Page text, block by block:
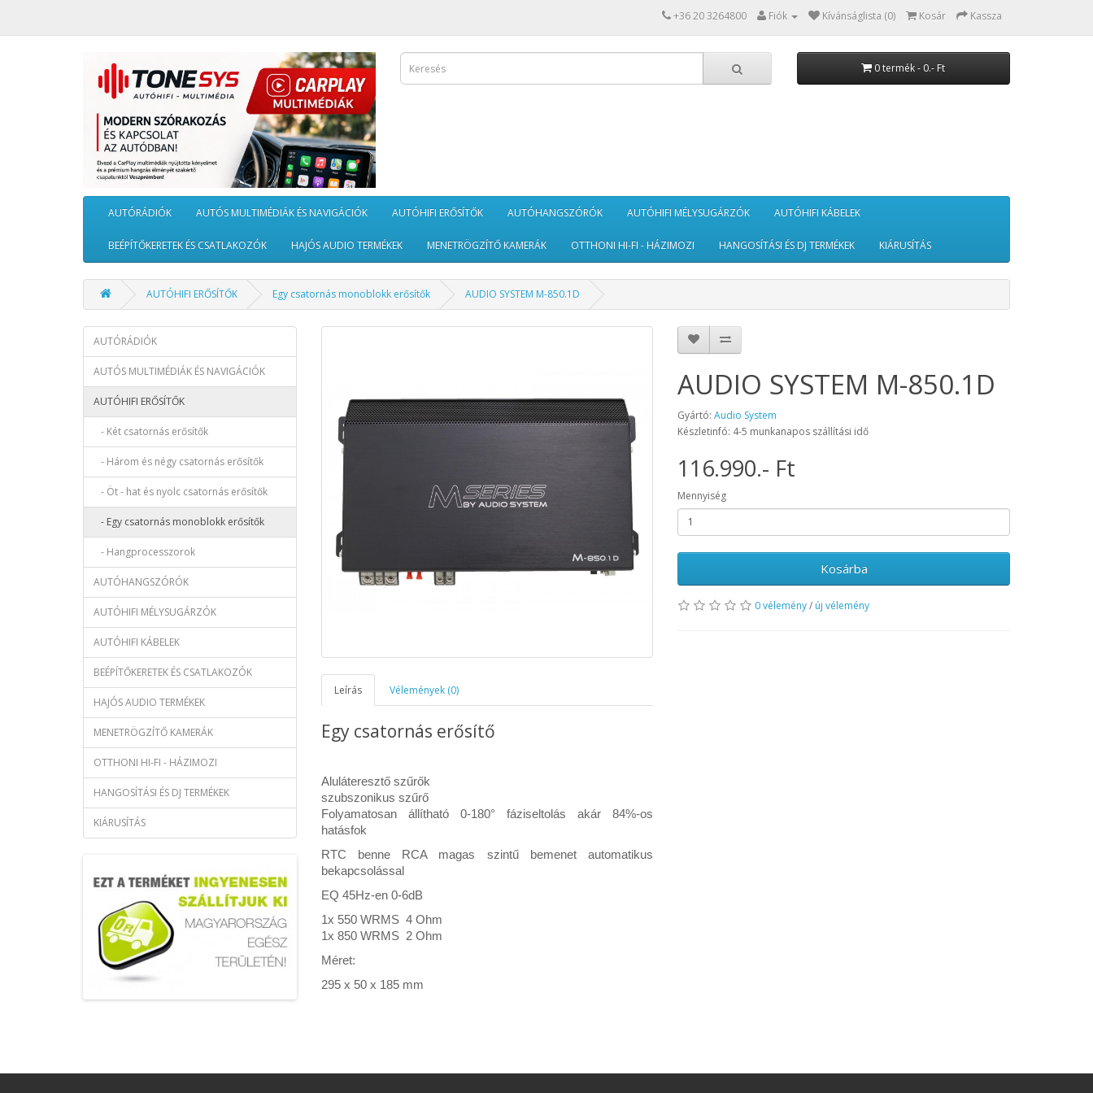
+36 20 3264800 Fiók Kívánságlista (0) Kosár Kassza
0 termék - 0.- Ft
AUTÓRÁDIÓK AUTÓS MULTIMÉDIÁK ÉS NAVIGÁCIÓK AUTÓHIFI ERŐSÍTŐK AUTÓHANGSZÓRÓK AUTÓHIFI MÉLYSUGÁRZÓK AUTÓHIFI KÁBELEK
BEÉPÍTŐKERETEK ÉS CSATLAKOZÓK HAJÓS AUDIO TERMÉKEK MENETRÖGZÍTŐ KAMERÁK OTTHONI HI-FI - HÁZIMOZI HANGOSÍTÁSI ÉS DJ TERMÉKEK KIÁRUSÍTÁS
AUTÓHIFI ERŐSÍTŐK Egy csatornás monoblokk erősítők AUDIO SYSTEM M-850.1D
AUTÓRÁDIÓK
AUTÓS MULTIMÉDIÁK ÉS NAVIGÁCIÓK
AUTÓHIFI ERŐSÍTŐK
- Két csatornás erősítők
- Három és négy csatornás erősítők
- Öt - hat és nyolc csatornás erősítők
- Egy csatornás monoblokk erősítők
- Hangprocesszorok
AUTÓHANGSZÓRÓK
AUTÓHIFI MÉLYSUGÁRZÓK
AUTÓHIFI KÁBELEK
BEÉPÍTŐKERETEK ÉS CSATLAKOZÓK
HAJÓS AUDIO TERMÉKEK
MENETRÖGZÍTŐ KAMERÁK
OTTHONI HI-FI - HÁZIMOZI
HANGOSÍTÁSI ÉS DJ TERMÉKEK
KIÁRUSÍTÁS
Leírás Vélemények (0)
Egy csatornás erősítő
Aluláteresztő szűrők
szubszonikus szűrő
Folyamatosan állítható 0-180° fáziseltolás akár 84%-os
hatásfok
RTC benne RCA magas szintű bemenet automatikus
bekapcsolással
EQ 45Hz-en 0-6dB
1x 550 WRMS 4 Ohm
1x 850 WRMS 2 Ohm
Méret:
295 x 50 x 185 mm
AUDIO SYSTEM M-850.1D
Gyártó:Audio System
Készletinfó: 4-5 munkanapos szállítási idő
116.990.- Ft
Mennyiség
Kosárba
0 vélemény/ új vélemény